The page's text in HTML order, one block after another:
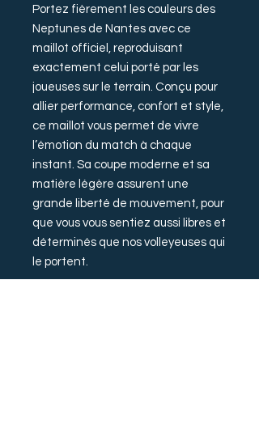
Portez fièrement les couleurs des
Neptunes de Nantes avec ce
maillot officiel, reproduisant
exactement celui porté par les
joueuses sur le terrain. Conçu pour
allier performance, confort et style,
ce maillot vous permet de vivre
l’émotion du match à chaque
instant. Sa coupe moderne et sa
matière légère assurent une
grande liberté de mouvement, pour
que vous vous sentiez aussi libres et
déterminés que nos volleyeuses qui
le portent.